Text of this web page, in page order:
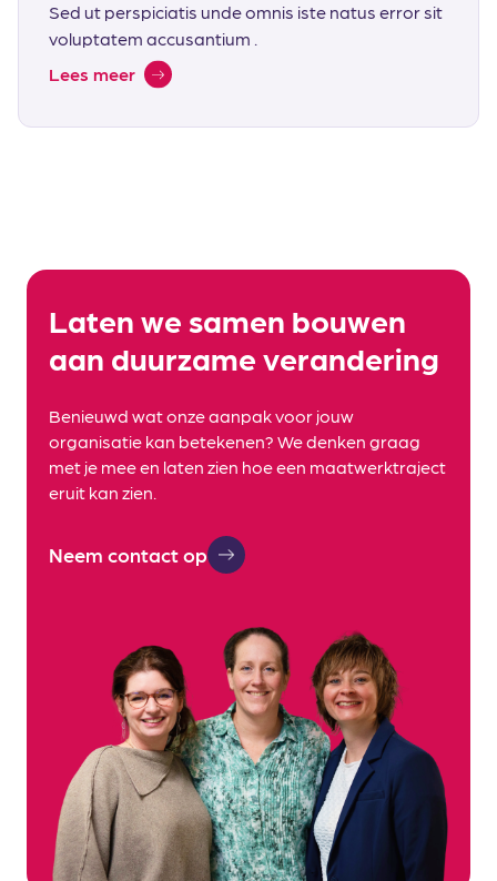
Sed ut perspiciatis unde omnis iste natus error sit
voluptatem accusantium .
Lees meer
Laten we samen bouwen
aan duurzame verandering
Benieuwd wat onze aanpak voor jouw
organisatie kan betekenen? We denken graag
met je mee en laten zien hoe een maatwerktraject
eruit kan zien.
Neem contact op